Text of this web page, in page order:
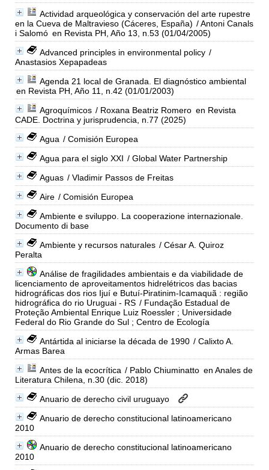
Actividad arqueológica y conservación del arte rupestre
en la Cueva de Maltravieso (Cáceres, España) / Antoni Canals
i Salomó en Revista PH, Año 13, n.53 (01/04/2005)
Advanced principles in environmental policy /
Anastasios Xepapadeas
Agenda 21 local de Granada. El diagnóstico ambiental
en Revista PH, Año 11, n.42 (01/01/2003)
Agroquímicos / Roxana Beatriz Romero en Revista
CADE. Doctrina y jurisprudencia, n.77 (2025)
Agua / Comisión Europea
Agua para el siglo XXI / Global Water Partnership
Aguas / Vladimir Passos de Freitas
Aire / Comisión Europea
Ambiente e sviluppo. La cooperazione internazionale.
Documento di base
Ambiente y recursos naturales / César A. Quiroz
Peralta
Análise de fragilidades ambientais e da viabilidade de
licenciamento de aproveitamentos hidrelétricos das bacias
hidrográficas dos rios Ijuí e Butuí-Piratinim-Icamaquã : região
hidrográfica do rio Uruguai - RS / Fundação Estadual de
Proteção Ambiental Enrique Luiz Roessler ; Universidade
Federal do Rio Grande do Sul ; Centro de Ecología
Antártida al iniciarse la década de 1990 / Calixto A.
Armas Barea
Antes de la ecocrítica / Pablo Chiuminatto en Anales de
Literatura Chilena, n.30 (dic. 2018)
Anuario de derecho civil uruguayo
Anuario de derecho constitucional latinoamericano
2010
Anuario de derecho constitucional latinoamericano
2010